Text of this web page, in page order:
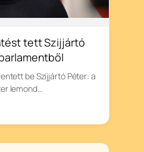
tett Szijjártó
be Szijjártó Péter: a
lemond…